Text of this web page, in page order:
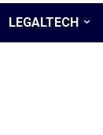
LEGALTECH